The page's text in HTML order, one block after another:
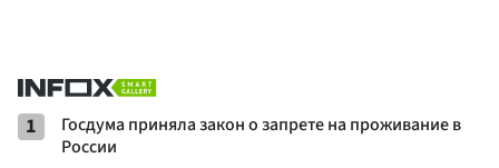
1
Госдума приняла закон о запрете на проживание в
России